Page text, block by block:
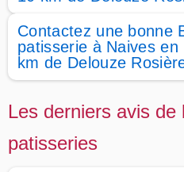
Contactez une bonne
patisserie à Naives
km de Delouze
Les derniers avis de
patisseries